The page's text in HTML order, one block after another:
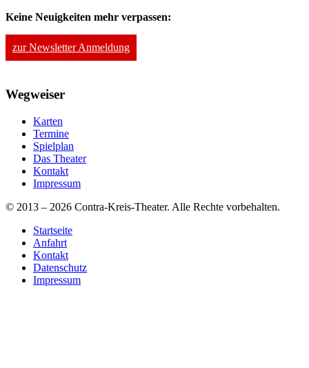
Keine Neuigkeiten mehr verpassen:
zur Newsletter Anmeldung
Wegweiser
Karten
Termine
Spielplan
Das Theater
Kontakt
Impressum
© 2013 – 2026 Contra-Kreis-Theater. Alle Rechte vorbehalten.
Startseite
Anfahrt
Kontakt
Datenschutz
Impressum